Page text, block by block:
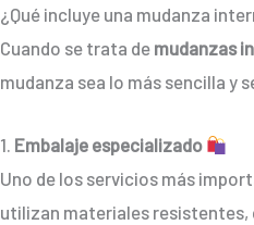
¿Qué incluye una mudanza
Cuando se trata de mudanzas
mudanza sea lo más sencilla y
1. Embalaje especializado
Uno de los servicios más
utilizan materiales resistentes,